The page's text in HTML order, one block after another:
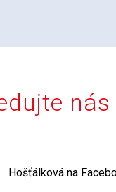
Hošťálková na